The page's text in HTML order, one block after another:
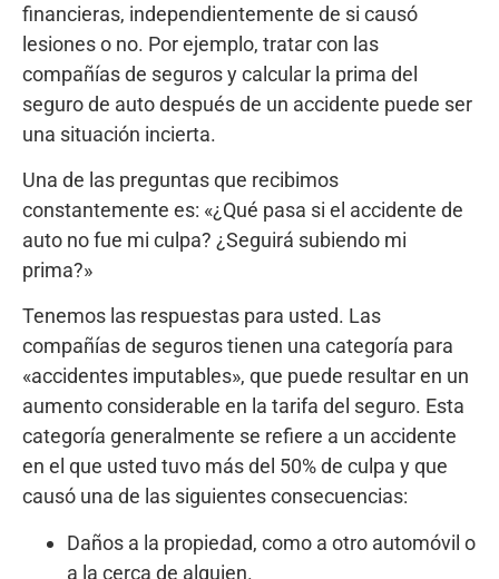
financieras, independientemente de si causó
lesiones o no. Por ejemplo, tratar con las
compañías de seguros y calcular la prima del
seguro de auto después de un accidente puede ser
una situación incierta.
Una de las preguntas que recibimos
constantemente es: «¿Qué pasa si el accidente de
auto no fue mi culpa? ¿Seguirá subiendo mi
prima?»
Tenemos las respuestas para usted. Las
compañías de seguros tienen una categoría para
«accidentes imputables», que puede resultar en un
aumento considerable en la tarifa del seguro. Esta
categoría generalmente se refiere a un accidente
en el que usted tuvo más del 50% de culpa y que
causó una de las siguientes consecuencias:
Daños a la propiedad, como a otro automóvil o
a la cerca de alguien.